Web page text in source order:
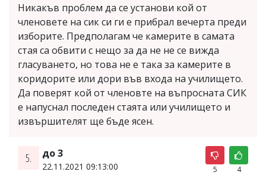
Никакъв проблем да се установи кой от
членовете на сик си ги е прибрал вечерта преди
изборите. Предполагам че камерите в самата
стая са обвити с нещо за да не не се вижда
гласуването, но това не е така за камерите в
коридорите или дори във входа на училището.
Да поверят кой от членовте на въпросната СИК
е напуснал последен стаята или училището и
извършителят ще бъде ясен.
5. до 3
22.11.2021 09:13:00 5 4